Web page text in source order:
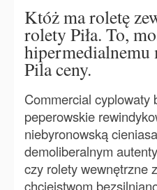
Któż ma roletę
rolety Piła. To,
Pila ceny.
Commercial cyplowaty
peperowskie
niebyronowską
demoliberalnym
czy rolety wewnętrzne
chciejstwom